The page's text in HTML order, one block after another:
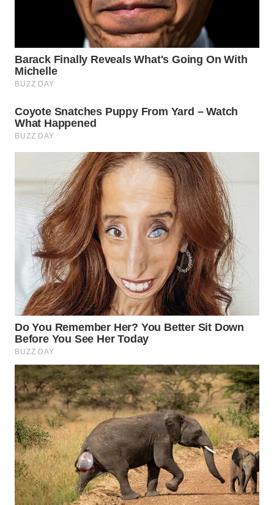
WN
SIMALUNGUN
WN
LABUHANBATU
TENGAH
WN DELI
SERDANG
WN
TEBING
TINGGI
WN
PAKPAK
WN
KARAWANG
WN
BEKASI
WN
BOGOR
WN